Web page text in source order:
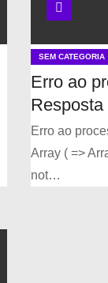
SEM CATEGORIA
Erro ao
Erro ao
Array ( =>
not…